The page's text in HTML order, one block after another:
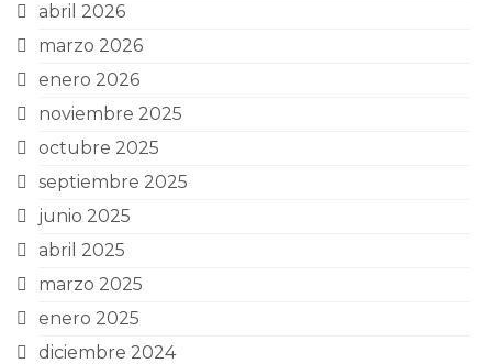
abril 2026
marzo 2026
enero 2026
noviembre 2025
octubre 2025
septiembre 2025
junio 2025
abril 2025
marzo 2025
enero 2025
diciembre 2024